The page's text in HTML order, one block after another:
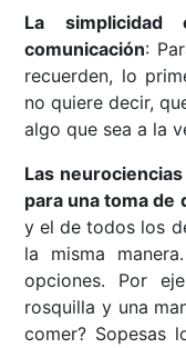
La
comunicación:
recuerden, lo
no quiere decir,
algo que sea a la
Las
para una toma de
y el de todos los
la misma
opciones. Por
rosquilla y una
comer? Sopesas